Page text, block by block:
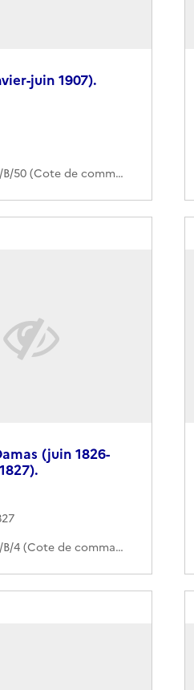
juin 1907).
370PO/B/50 (Cote de commande)
(juin 1826-
370PO/B/4 (Cote de commande)